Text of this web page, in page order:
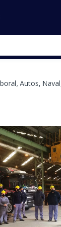
Autos,